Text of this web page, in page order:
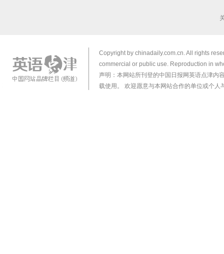
Copyright by chinadaily.com.cn. All rights
commercial or public use. Reproduction in
声明：本网站所刊登的中国日报网英语点津内
载使用。 欢迎愿意与本网站合作的单位或个人